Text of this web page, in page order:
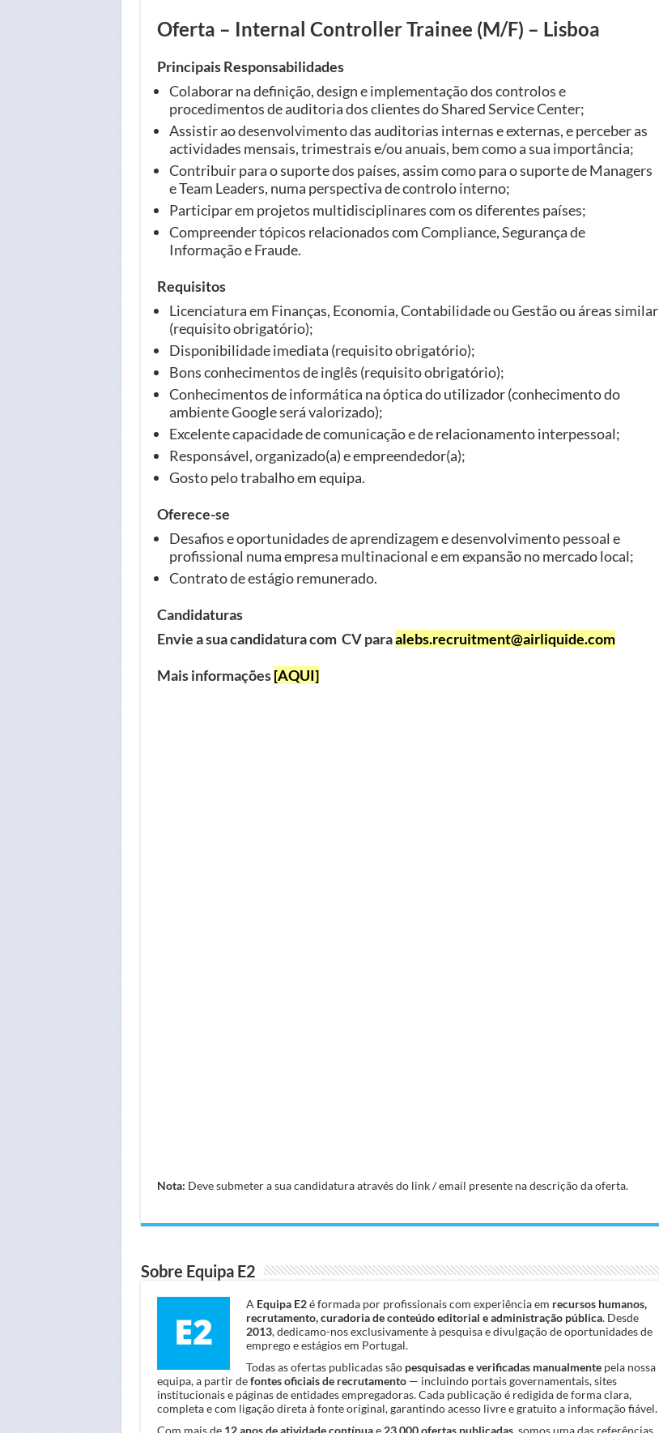
Oferta – Internal Controller Trainee (M/F) – Lisboa
Principais Responsabilidades
Colaborar na definição, design e implementação dos controlos e
procedimentos de auditoria dos clientes do Shared Service Center;
Assistir ao desenvolvimento das auditorias internas e externas, e perceber as
actividades mensais, trimestrais e/ou anuais, bem como a sua importância;
Contribuir para o suporte dos países, assim como para o suporte de Managers
e Team Leaders, numa perspectiva de controlo interno;
Participar em projetos multidisciplinares com os diferentes países;
Compreender tópicos relacionados com Compliance, Segurança de
Informação e Fraude.
Requisitos
Licenciatura em Finanças, Economia, Contabilidade ou Gestão ou áreas similar
(requisito obrigatório);
Disponibilidade imediata (requisito obrigatório);
Bons conhecimentos de inglês (requisito obrigatório);
Conhecimentos de informática na óptica do utilizador (conhecimento do
ambiente Google será valorizado);
Excelente capacidade de comunicação e de relacionamento interpessoal;
Responsável, organizado(a) e empreendedor(a);
Gosto pelo trabalho em equipa.
Oferece-se
Desafios e oportunidades de aprendizagem e desenvolvimento pessoal e
profissional numa empresa multinacional e em expansão no mercado local;
Contrato de estágio remunerado.
Candidaturas
Envie a sua candidatura com CV paraalebs.recruitment@airliquide.com
Mais informações[AQUI]
Nota: Deve submeter a sua candidatura através do link / email presente na descrição da oferta.
Sobre Equipa E2
A Equipa E2é formada por profissionais com experiência em recursos humanos,
recrutamento, curadoria de conteúdo editorial e administração pública. Desde
2013, dedicamo-nos exclusivamente à pesquisa e divulgação de oportunidades de
emprego e estágios em Portugal.
Todas as ofertas publicadas são pesquisadas e verificadas manualmentepela nossa
equipa, a partir defontes oficiais de recrutamento— incluindo portais governamentais, sites
institucionais e páginas de entidades empregadoras. Cada publicação é redigida de forma clara,
completa e com ligação direta à fonte original, garantindo acesso livre e gratuito a informação fiável.
Com mais de 12 anos de atividade contínuae 23.000 ofertas publicadas, somos uma das referências